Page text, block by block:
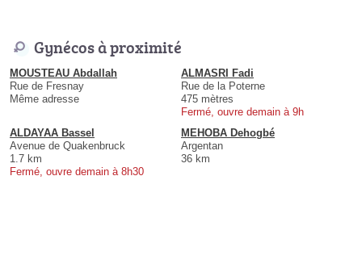
Gynécos à proximité
MOUSTEAU Abdallah
Rue de Fresnay
Même adresse
ALMASRI Fadi
Rue de la Poterne
475 mètres
Fermé, ouvre demain à 9h
ALDAYAA Bassel
Avenue de Quakenbruck
1.7 km
Fermé, ouvre demain à 8h30
MEHOBA Dehogbé
Argentan
36 km